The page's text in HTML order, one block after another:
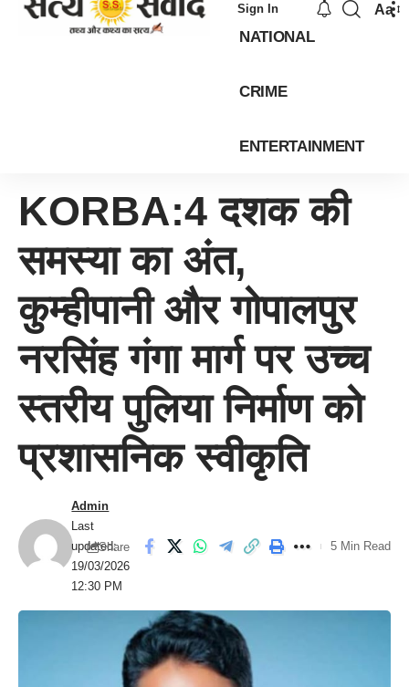
NATIONAL
CRIME
ENTERTAINMENT
Sign In Aa
KORBA:4 दशक की
समस्या का अंत,
कुम्हीपानी और गोपालपुर
नरसिंह गंगा मार्ग पर उच्च
स्तरीय पुलिया निर्माण को
प्रशासनिक स्वीकृति
Last
updated:
19/03/2026
12:30 PM
Admin
Share 5 Min Read